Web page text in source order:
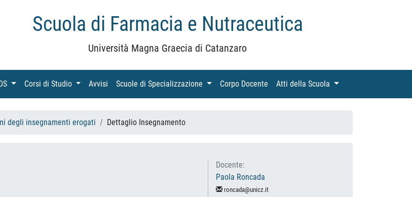
Scuola di Farmacia e Nutraceutica
Università Magna Graecia di Catanzaro
(current)Corsi di Studio (current)
Avvisi (current)
Scuole di Specializzazione (current)Corpo Docente (current)
Atti della Scuola (current)
degli insegnamenti erogati Dettaglio Insegnamento
Docente:
Paola Roncada
roncada@unicz.it